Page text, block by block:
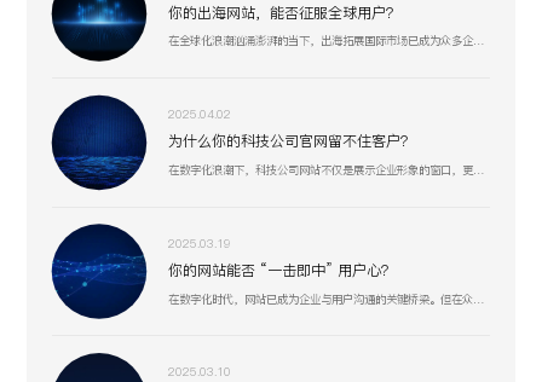
你的出海网站，能否征服全球用户？
在全球化浪潮汹涌澎湃的当下，出海拓展国际市场已成为众多企业寻求新增长机遇的重要战略抉择。
2025.04.02
为什么你的科技公司官网留不住客户？
在数字化浪潮下，科技公司网站不仅是展示企业形象的窗口，更是连接客户、合作伙伴和人才的重要桥梁。一个专业、高效的网站能够显著提升企业竞争力，助力业务增长。
2025.03.19
你的网站能否 “一击即中” 用户心？
2025.03.10